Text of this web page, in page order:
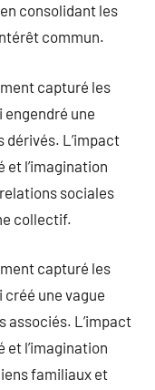
consolidant les
commun.
capturé les
engendré une
dérivés. L’impact
l’imagination
sociales
collectif.
capturé les
une vague
associés. L’impact
l’imagination
familiaux et